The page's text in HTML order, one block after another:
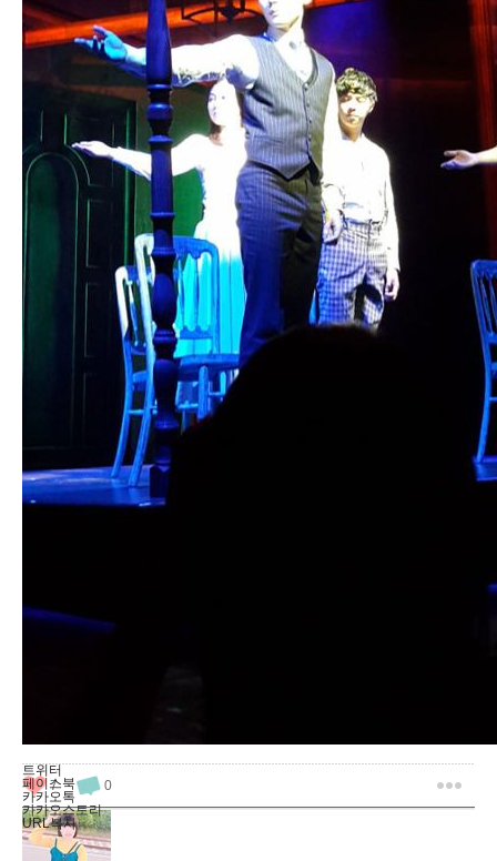
7 0
트위터
페이스북
카카오톡
카카오스토리
URL복사